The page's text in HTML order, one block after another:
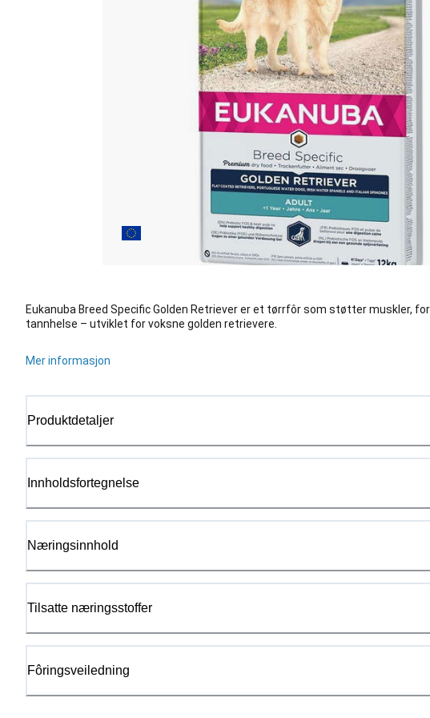
Eukanuba Breed Specific Golden Retriever er et tørrfôr som støtter muskler,
tannhelse – utviklet for voksne golden retrievere.
Mer informasjon
Produktdetaljer
Innholdsfortegnelse
Næringsinnhold
Tilsatte næringsstoffer
Fôringsveiledning